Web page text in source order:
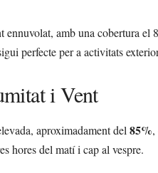
amb una cobertura el
perfecte per a activitats
i Vent
aproximadament del 85%,
hores del matí i cap al vespre.